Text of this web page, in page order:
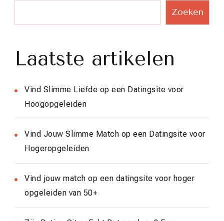
Zoeken
Laatste artikelen
Vind Slimme Liefde op een Datingsite voor
Hoogopgeleiden
Vind Jouw Slimme Match op een Datingsite voor
Hogeropgeleiden
Vind jouw match op een datingsite voor hoger
opgeleiden van 50+